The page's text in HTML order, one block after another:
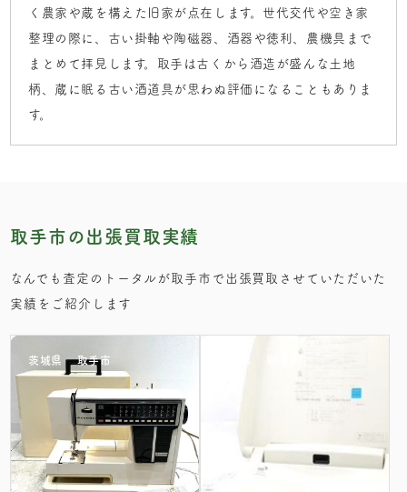
く農家や蔵を構えた旧家が点在します。世代交代や空き家
整理の際に、古い掛軸や陶磁器、酒器や徳利、農機具まで
まとめて拝見します。取手は古くから酒造が盛んな土地
柄、蔵に眠る古い酒道具が思わぬ評価になることもありま
す。
取手市の出張買取実績
なんでも査定のトータルが取手市で出張買取させていただいた
実績をご紹介します
茨城県 取手市